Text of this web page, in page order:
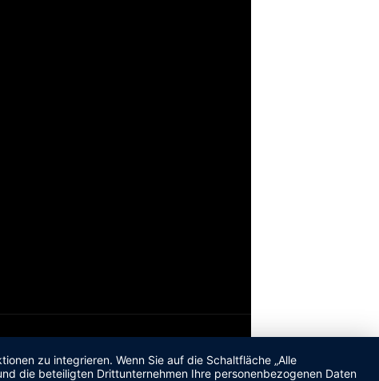
zu integrieren. Wenn Sie auf die Schaltfläche „Alle
die beteiligten Drittunternehmen Ihre personenbezogenen Daten